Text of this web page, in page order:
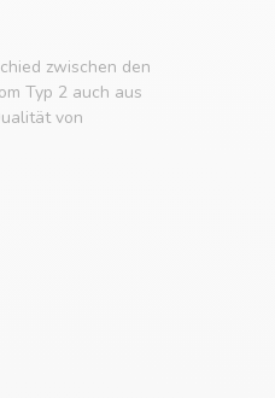
zwischen den
Typ 2 auch aus
von